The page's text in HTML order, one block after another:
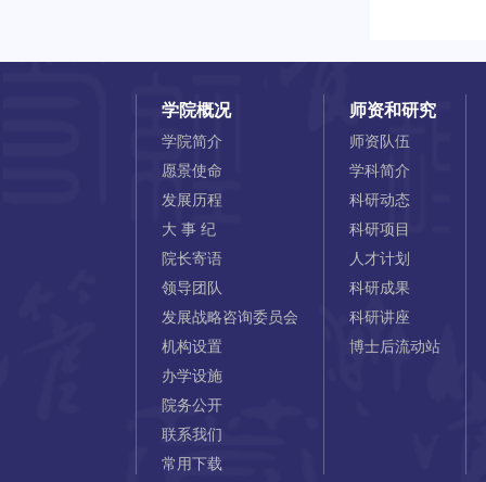
学院概况
学院简介
愿景使命
发展历程
大 事 纪
院长寄语
领导团队
发展战略咨询委员会
机构设置
办学设施
院务公开
联系我们
常用下载
师资和研究
师资队伍
学科简介
科研动态
科研项目
人才计划
科研成果
科研讲座
博士后流动站